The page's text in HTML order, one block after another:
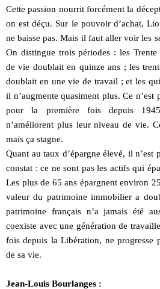
Cette passion nourrit forcément la
on est déçu. Sur le pouvoir d’achat,
ne baisse pas. Mais il faut aller voir les
On distingue trois périodes : les
de vie doublait en quinze ans ; les
doublait en une vie de travail ; et les
il n’augmente quasiment plus. Ce n’est
pour la première fois depuis
n’améliorent plus leur niveau de vie.
mais ça stagne.
Quant au taux d’épargne élevé, il n’est
constat : ce ne sont pas les actifs qui
Les plus de 65 ans épargnent environ
valeur du patrimoine immobilier a
patrimoine français n’a jamais été
coexiste avec une génération de
fois depuis la Libération, ne progresse
de sa vie.
Jean-Louis Bourlanges :